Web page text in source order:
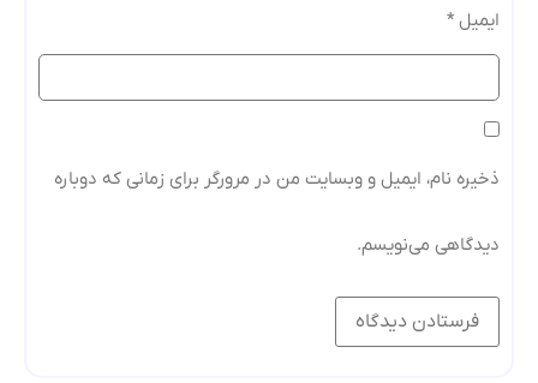
ایمیل *
ذخیره نام، ایمیل و وبسایت من در مرورگر برای زمانی که دوباره
دیدگاهی می‌نویسم.